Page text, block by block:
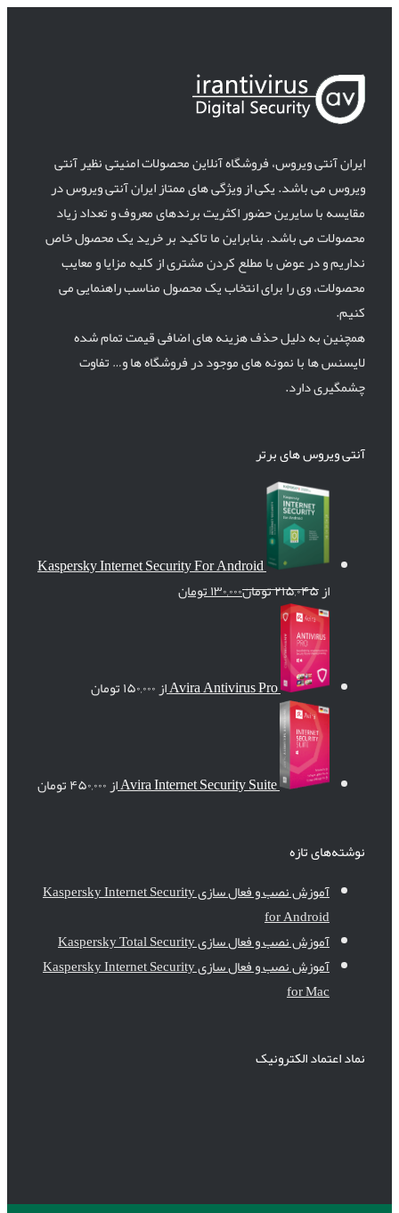
ایران آنتی ویروس، فروشگاه آنلاین محصولات امنیتی نظیر آنتی
ویروس می باشد. یکی از ویژگی های ممتاز ایران آنتی ویروس در
مقایسه با سایرین حضور اکثریت برندهای معروف و تعداد زیاد
محصولات می باشد. بنابراین ما تاکید بر خرید یک محصول خاص
نداریم و در عوض با مطلع کردن مشتری از کلیه مزایا و معایب
محصولات، وی را برای انتخاب یک محصول مناسب راهنمایی می
کنیم.
همچنین به دلیل حذف هزینه های اضافی قیمت تمام شده
لایسنس ها با نمونه های موجود در فروشگاه ها و… تفاوت
چشمگیری دارد.
آنتی ویروس های برتر
Kaspersky Internet Security For Android
از۲۱۵,۰۴۵تومان۱۳۰,۰۰۰تومان
Avira Antivirus Proاز۱۵۰,۰۰۰تومان
Avira Internet Security Suiteاز۴۵۰,۰۰۰تومان
نوشته‌های تازه
آموزش نصب و فعال سازی Kaspersky Internet Security
for Android
آموزش نصب و فعال سازی Kaspersky Total Security
آموزش نصب و فعال سازی Kaspersky Internet Security
for Mac
نماد اعتماد الکترونیک